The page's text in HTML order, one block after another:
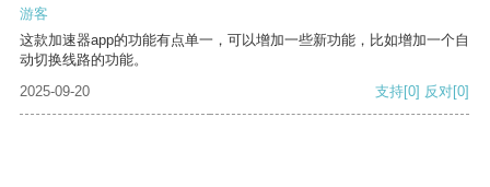
游客
这款加速器app的功能有点单一，可以增加一些新功能，比如增加一个自
动切换线路的功能。
2025-09-20
支持[0] 反对[0]